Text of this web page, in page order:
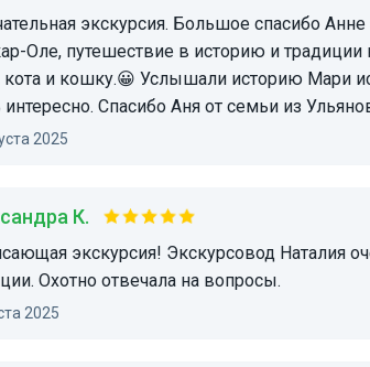
Оле, путешествие в историю и
кота и кошку.😀 Услышали историю Мари
интересно. Спасибо Аня от семьи из
2025
К.
Охотно отвечала на вопросы.
2025